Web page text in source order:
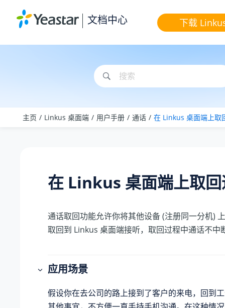
文档中心 下载
主页 Linkus 桌面端 用户手册 通话 在 Linkus 桌面端上取
在 Linkus 桌面端上取
通话取回功能允许你将其他设备 (注册同一分机)
取回到 Linkus 桌面端接听，取回过程中通话不中
应用场景
假设你在去公司的路上接到了客户的来电，回到